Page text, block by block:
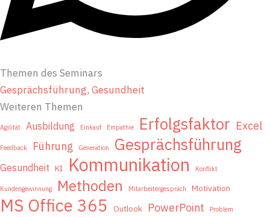
Themen des Seminars
Gesprächsführung, Gesundheit
Weiteren Themen
Agilität Ausbildung Einkauf Empathie Erfolgsfaktor Excel
Feedback Führung Generation Gesprächsführung
Gesundheit KI Kommunikation Konflikt
Kundengewinnung Methoden Mitarbeitergespräch Motivation
MS Office 365 Outlook PowerPoint Problem